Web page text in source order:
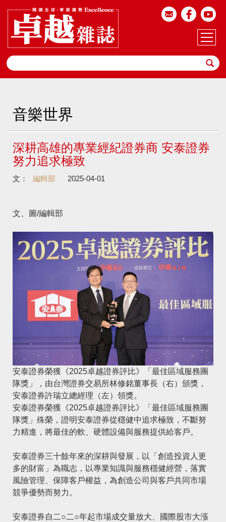
音樂世界
深耕高雄的專業經紀證券商 安泰證券
努力追求極致
文： 編輯部 2025-04-01
文、圖/編輯部
安泰證券榮獲《2025卓越證券評比》「最佳區域服務團
隊獎」，由台灣證券交易所林修銘董事長（右）頒獎，
安泰證券許瑞立總經理（左）領獎。
安泰證券榮獲《2025卓越證券評比》「最佳區域服務團
隊獎」殊榮，證明安泰證券從穩健中追求極致，不斷努
力精進，將最佳的軟、硬體設備與服務提供給客戶。
安泰證券三十餘年來的深耕與發展，以「創造投資人更
多的財富」為職志，以專業知識與服務穩健經營，落實
風險管理、保障客戶權益，為創造公司與客戶共同市場
競爭優勢而努力。
安泰證券自二○二○年起市場成交量放大、國際股市大漲